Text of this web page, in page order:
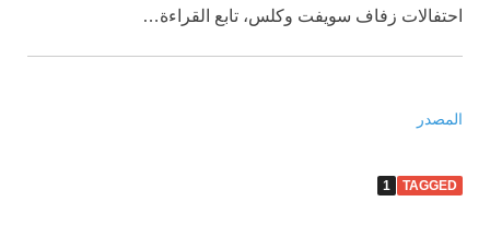
احتفالات زفاف سويفت وكلس، تابع القراءة…
المصدر
TAGGED
1